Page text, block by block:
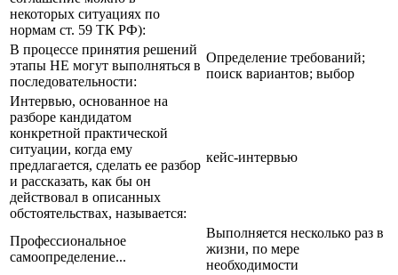
некоторых ситуациях по
нормам ст. 59 ТК РФ):
В процессе принятия решений
этапы НЕ могут выполняться в
последовательности:
Определение требований;
поиск вариантов; выбор
Интервью, основанное на
разборе кандидатом
конкретной практической
ситуации, когда ему
предлагается, сделать ее разбор
и рассказать, как бы он
действовал в описанных
обстоятельствах, называется:
кейс-интервью
Профессиональное
самоопределение...
Выполняется несколько раз в
жизни, по мере
необходимости